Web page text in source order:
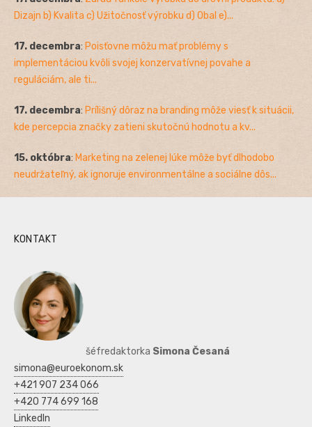
Dizajn b) Kvalita c) Užitočnosť výrobku d) Obal e)...
17. decembra: Poisťovne môžu mať problémy s
implementáciou kvôli svojej konzervatívnej povahe a
reguláciám, ale ti...
17. decembra: Prílišný dôraz na branding môže viesť k situácii,
kde percepcia značky zatieni skutočnú hodnotu a kv...
15. októbra: Marketing na zelenej lúke môže byť dlhodobo
neudržateľný, ak ignoruje environmentálne a sociálne dôs...
KONTAKT
šéfredaktorka Simona Česaná
simona@euroekonom.sk
+421 907 234 066
+420 774 699 168
LinkedIn